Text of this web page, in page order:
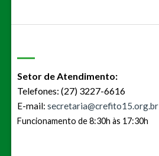
Setor de Atendimento:
Telefones: (27) 3227-6616
E-mail: secretaria@crefito15.org.br
Funcionamento de 8:30h às 17:30h